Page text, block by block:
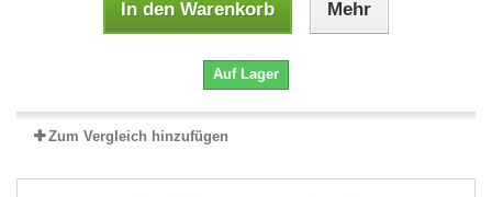
In den Warenkorb Mehr
Auf Lager
Zum Vergleich hinzufügen